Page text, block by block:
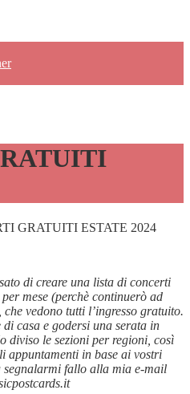
GRATUITI ESTATE 2024
di creare una lista di concerti
mese (perchè continuerò ad
vedono tutti l’ingresso gratuito.
casa e godersi una serata in
diviso le sezioni per regioni, così
appuntamenti in base ai vostri
segnalarmi fallo alla mia e-mail